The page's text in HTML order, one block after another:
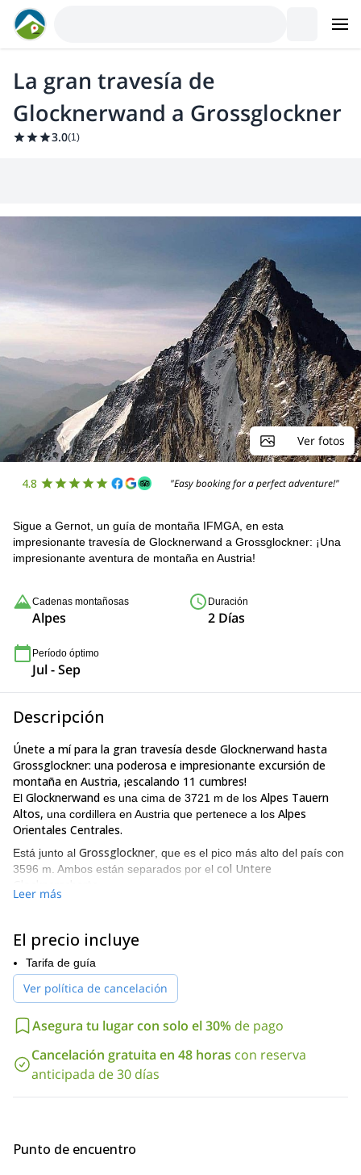
La gran travesía de
Glocknerwand a Grossglockner
3.0(1)
Ver fotos
4.8 "Easy booking for a perfect adventure!"
Sigue a Gernot, un guía de montaña IFMGA, en esta
impresionante travesía de Glocknerwand a Grossglockner: ¡Una
impresionante aventura de montaña en Austria!
Cadenas montañosas
Alpes
Duración
2 Días
Período óptimo
Jul - Sep
Descripción
Únete a mí para la gran travesía desde Glocknerwand hasta
Grossglockner: una poderosa e impresionante excursión de
montaña en Austria, ¡escalando 11 cumbres!
El Glocknerwand es una cima de 3721 m de los Alpes Tauern
Altos, una cordillera en Austria que pertenece a los Alpes
Orientales Centrales.
Está junto al Grossglockner, que es el pico más alto del país con
3596 m. Ambos están separados por el col Untere
Además, es una escalada aérea en una cresta estrecha, rodeada
de un paisaje salvaje.
El primer día, estaremos caminando hasta el refugio. Una vez
allí, haremos algunas caminatas de aclimatación hacia el glaciar.
Es una excursión de alta montaña sofisticada y persistente. De
hecho,escalaremos 11 cumbres, con un nivel de escalada de
hasta IV.
Por favor, contáctame si estás interesado en este programa
Leer más
El precio incluye
Tarifa de guía
Ver política de cancelación
Asegura tu lugar con solo el 30% de pago
Cancelación gratuita en 48 horas con reserva
anticipada de 30 días
Punto de encuentro